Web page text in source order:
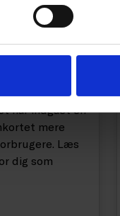
har indgået en
mere
Læs
dig som